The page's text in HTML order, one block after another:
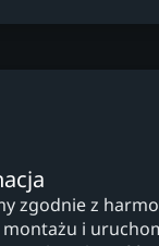
zgodnie z
i